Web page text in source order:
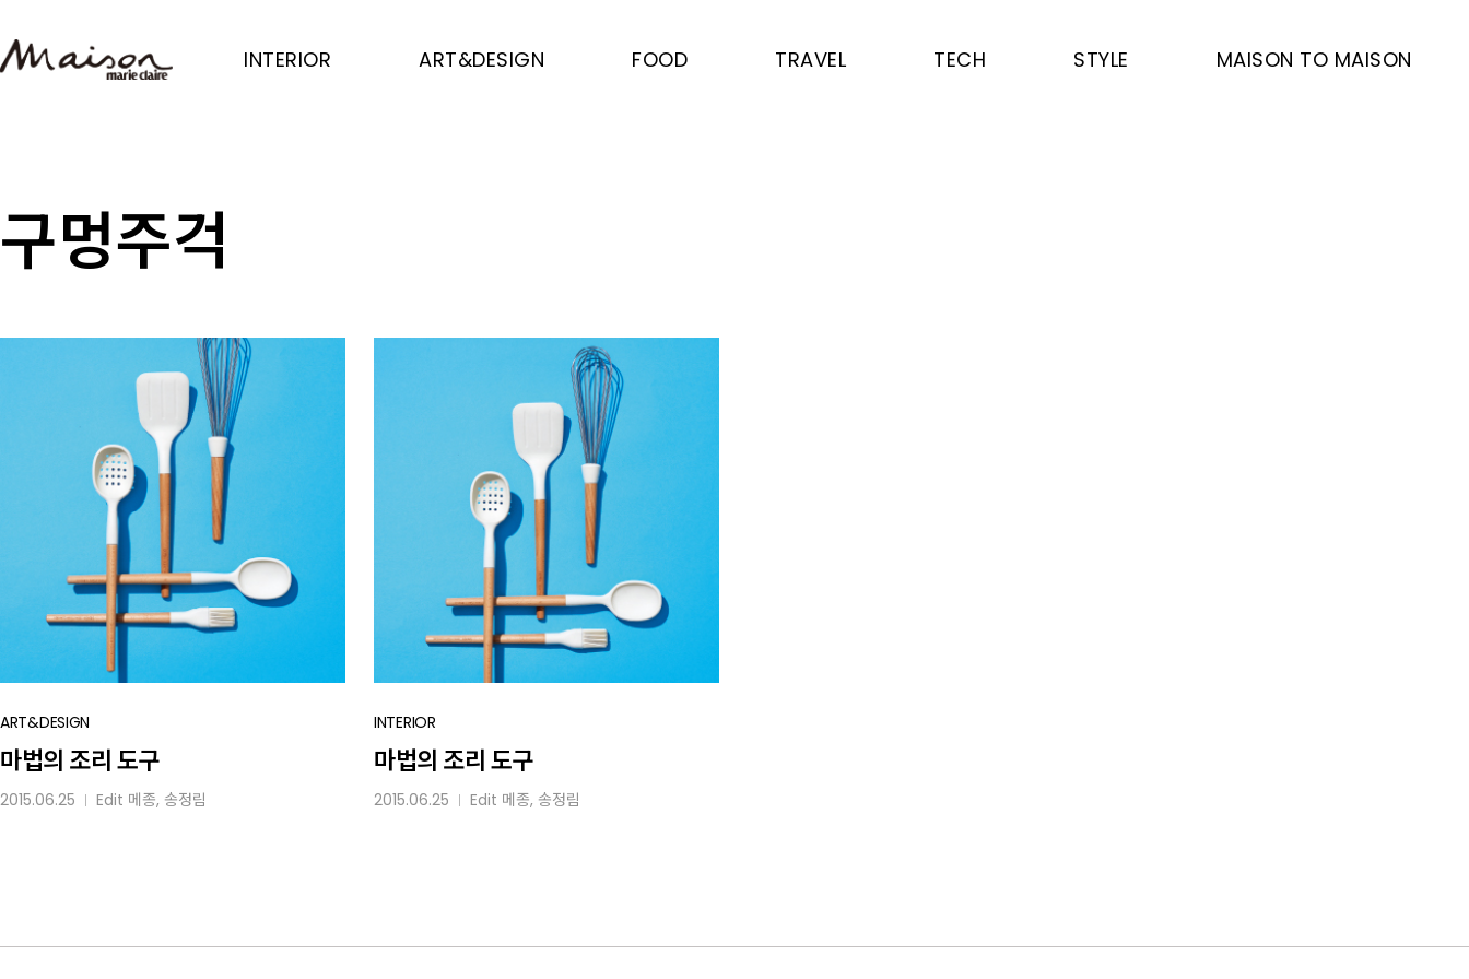
to
main
INTERIOR ART&DESIGN FOOD TRAVEL TECH STYLE MAISON TO MAISON
구멍주걱
마법의
조리
ART&DESIGN
마법의 조리 도구
2015.06.25 Edit 메종, 송정림
마법의
조리
INTERIOR
마법의 조리 도구
2015.06.25 Edit 메종, 송정림